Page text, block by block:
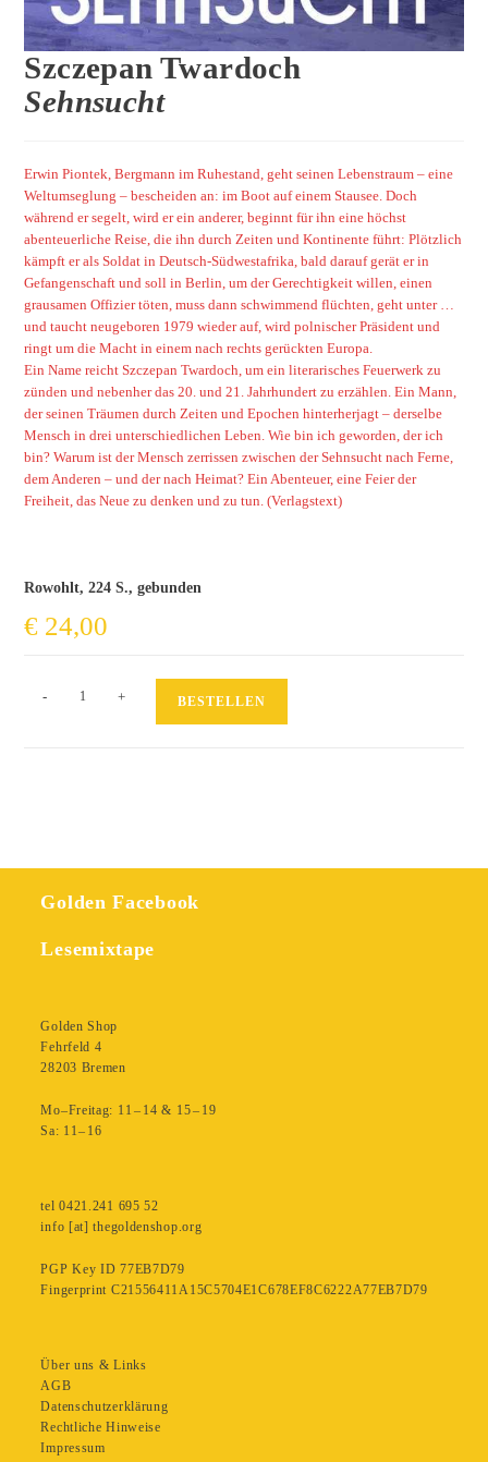
Szczepan Twardoch
Sehnsucht
Erwin Piontek, Bergmann im Ruhestand, geht seinen Lebenstraum – eine
Weltumseglung – bescheiden an: im Boot auf einem Stausee. Doch
während er segelt, wird er ein anderer, beginnt für ihn eine höchst
abenteuerliche Reise, die ihn durch Zeiten und Kontinente führt: Plötzlich
kämpft er als Soldat in Deutsch-Südwestafrika, bald darauf gerät er in
Gefangenschaft und soll in Berlin, um der Gerechtigkeit willen, einen
grausamen Offizier töten, muss dann schwimmend flüchten, geht unter …
und taucht neugeboren 1979 wieder auf, wird polnischer Präsident und
ringt um die Macht in einem nach rechts gerückten Europa.
Ein Name reicht Szczepan Twardoch, um ein literarisches Feuerwerk zu
zünden und nebenher das 20. und 21. Jahrhundert zu erzählen. Ein Mann,
der seinen Träumen durch Zeiten und Epochen hinterherjagt – derselbe
Mensch in drei unterschiedlichen Leben. Wie bin ich geworden, der ich
bin? Warum ist der Mensch zerrissen zwischen der Sehnsucht nach Ferne,
dem Anderen – und der nach Heimat? Ein Abenteuer, eine Feier der
Freiheit, das Neue zu denken und zu tun. (Verlagstext)
Rowohlt, 224 S., gebunden
€ 24,00
Sehnsucht
- + BESTELLEN
Golden Facebook
Lesemixtape
Golden Shop
Fehrfeld 4
28203 Bremen
Mo–Freitag: 11 – 14 & 15 – 19
Sa: 11– 16
tel 0421.241 695 52
info [at] thegoldenshop.org
PGP Key ID 77EB7D79
Fingerprint C21556411A15C5704E1C678EF8C6222A77EB7D79
Über uns & Links
AGB
Datenschutzerklärung
Rechtliche Hinweise
Impressum